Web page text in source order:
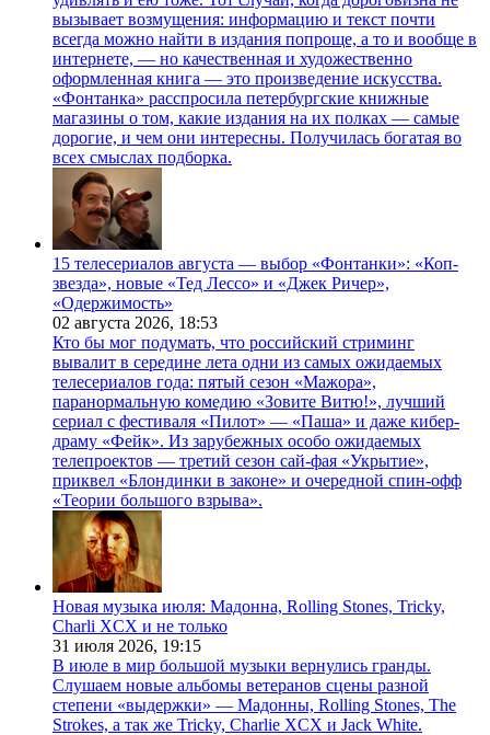
вызывает возмущения: информацию и текст почти
всегда можно найти в издания попроще, а то и вообще в
интернете, — но качественная и художественно
оформленная книга — это произведение искусства.
«Фонтанка» расспросила петербургские книжные
магазины о том, какие издания на их полках — самые
дорогие, и чем они интересны. Получилась богатая во
всех смыслах подборка.
15 телесериалов августа — выбор «Фонтанки»: «Коп-
звезда», новые «Тед Лессо» и «Джек Ричер»,
«Одержимость»
02 августа 2026, 18:53
Кто бы мог подумать, что российский стриминг
вывалит в середине лета одни из самых ожидаемых
телесериалов года: пятый сезон «Мажора»,
паранормальную комедию «Зовите Витю!», лучший
сериал с фестиваля «Пилот» — «Паша» и даже кибер-
драму «Фейк». Из зарубежных особо ожидаемых
телепроектов — третий сезон сай-фая «Укрытие»,
приквел «Блондинки в законе» и очередной спин-офф
«Теории большого взрыва».
Новая музыка июля: Мадонна, Rolling Stones, Tricky,
Charli XCX и не только
31 июля 2026, 19:15
В июле в мир большой музыки вернулись гранды.
Слушаем новые альбомы ветеранов сцены разной
степени «выдержки» — Мадонны, Rolling Stones, The
Strokes, а так же Tricky, Charlie XCX и Jack White.